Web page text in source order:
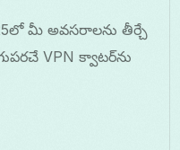
మీ అవసరాలను తీర్చే
VPN క్వాటర్‌ను